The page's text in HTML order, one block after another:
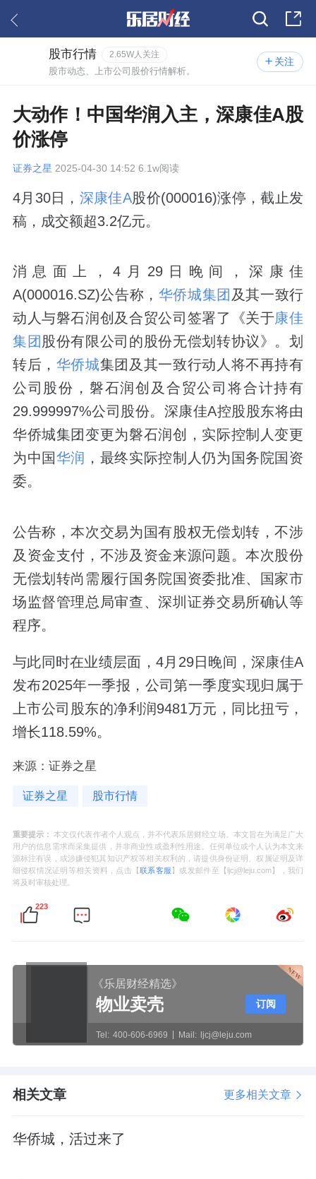
关注
股市行情 2.65W人关注
股市动态、上市公司股价行情解析。
大动作！中国华润入主，深康佳A股
价涨停
证券之星 2025-04-30 14:52 6.1w阅读
4月30日， 深康佳A股价(000016)涨停，截止发
稿，成交额超3.2亿元。
消息面上，4月29日晚间，深康佳
A(000016.SZ)公告称， 华侨城集团 及其一致行
动人与磐石润创及合贸公司签署了《关于康佳
集团 股份有限公司的股份无偿划转协议》。划
转后， 华侨城集团及其一致行动人将不再持有
公司股份，磐石润创及合贸公司将合计持有
29.999997%公司股份。深康佳A控股股东将由
华侨城集团变更为磐石润创，实际控制人变更
为中国华润 ，最终实际控制人仍为国务院国资
委。
公告称，本次交易为国有股权无偿划转，不涉
及资金支付，不涉及资金来源问题。本次股份
无偿划转尚需履行国务院国资委批准、国家市
场监督管理总局审查、深圳证券交易所确认等
程序。
与此同时在业绩层面，4月29日晚间，深康佳A
发布2025年一季报，公司第一季度实现归属于
上市公司股东的净利润9481万元，同比扭亏，
增长118.59%。
来源：证券之星
证券之星 股市行情
重要提示： 本文仅代表作者个人观点，并不代表乐居财经立场。本文旨在为满足广大
用户的信息需求而采集提供，并非商业性或盈利性用途。任何单位或个人认为本文来
源标注有误，或涉嫌侵犯其知识产权等相关权利的，请提供身份证明、权属证明及详
细侵权情况证明等相关资料，点击【联系客服 】或发邮件至【ljcj@leju.com】，我们
将及时审核处理。
223
《乐居财经精选》
物业卖壳
Tel: 400-606-6969 Mail: ljcj@leju.com
订阅
相关文章 更多相关文章
华侨城，活过来了